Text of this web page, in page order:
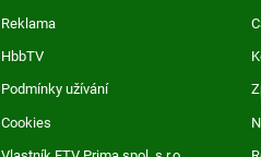
Reklama
HbbTV
Podmínky užívání
Cookies